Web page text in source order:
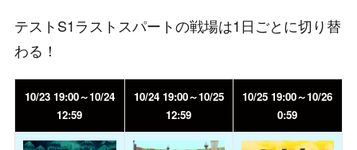
テストS1ラストスパートの戦場は1日ごとに切り替
わる！
10/23 19:00～10/24
12:59
10/24 19:00～10/25
12:59
10/25 19:00～10/26
0:59